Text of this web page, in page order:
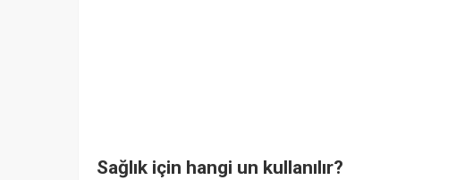
Sağlık için hangi un kullanılır?